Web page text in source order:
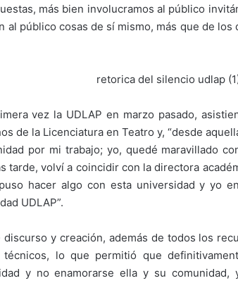
más bien involucramos al público
al público cosas de sí mismo, más que de los
vez la UDLAP en marzo pasado,
de la Licenciatura en Teatro y, “desde
por mi trabajo; yo, quedé maravillado
tarde, volví a coincidir con la directora
hacer algo con esta universidad y yo
UDLAP”.
y creación, además de todos los
lo que permitió que
y no enamorarse ella y su